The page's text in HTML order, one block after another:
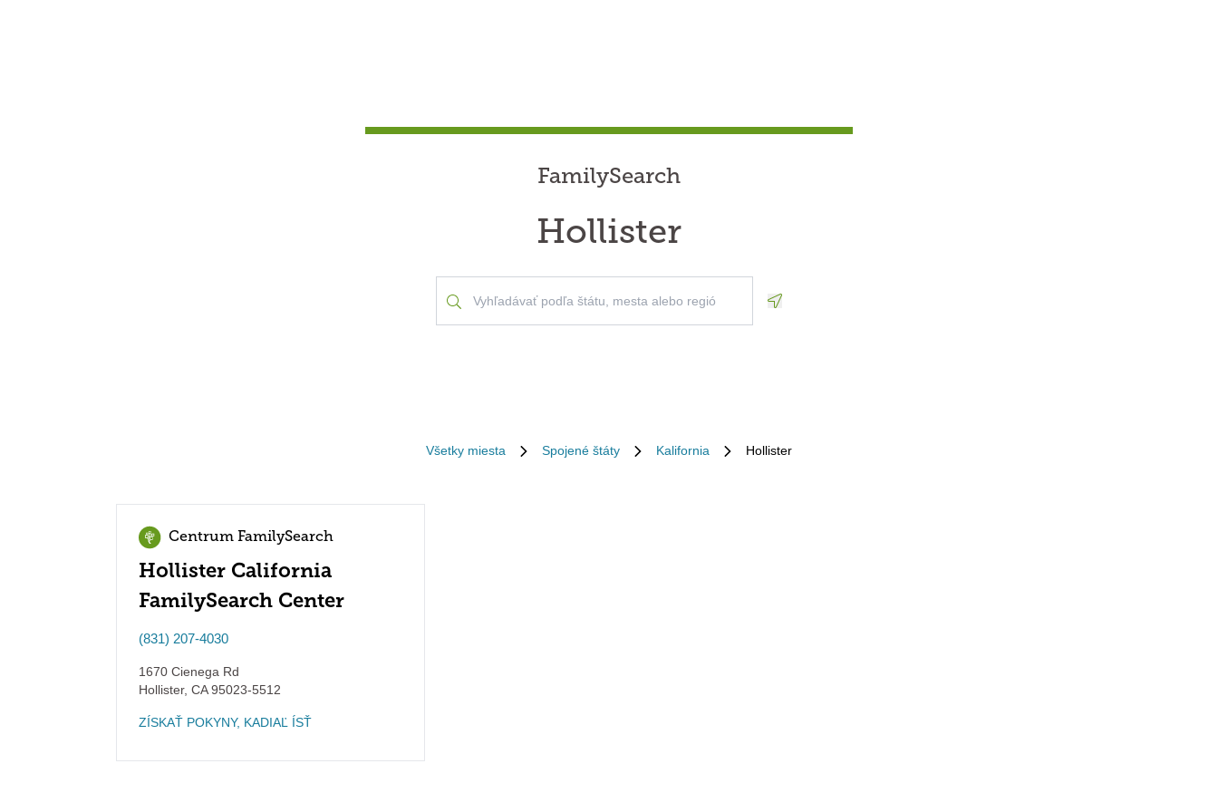
FamilySearch
Hollister
Všetky miesta Spojené štáty Kalifornia Hollister
Centrum FamilySearch
Hollister California
FamilySearch Center
(831) 207-4030
1670 Cienega Rd
Hollister, CA95023-5512
ZÍSKAŤ POKYNY, KADIAĽ ÍSŤ